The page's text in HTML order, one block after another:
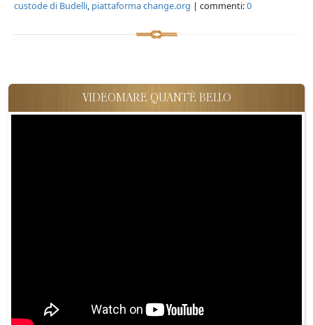
custode di Budelli, piattaforma change.org | commenti:0
VIDEOMARE QUANT'È BELLO